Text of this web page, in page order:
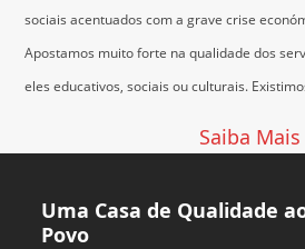
sociais acentuados com a grave crise
Apostamos muito forte na qualidade dos
eles educativos, sociais ou culturais.
Saiba Mais
Uma Casa de Qualidade
Povo